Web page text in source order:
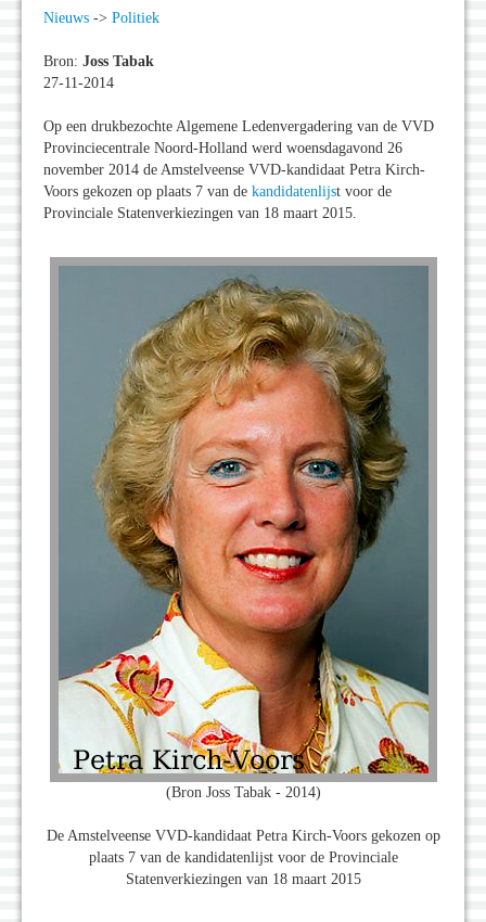
Nieuws -> Politiek
Bron: Joss Tabak
27-11-2014
Op een drukbezochte Algemene Ledenvergadering van de VVD
Provinciecentrale Noord-Holland werd woensdagavond 26
november 2014 de Amstelveense VVD-kandidaat Petra Kirch-
Voors gekozen op plaats 7 van de kandidatenlijst voor de
Provinciale Statenverkiezingen van 18 maart 2015.
(Bron Joss Tabak - 2014)
De Amstelveense VVD-kandidaat Petra Kirch-Voors gekozen op
plaats 7 van de kandidatenlijst voor de Provinciale
Statenverkiezingen van 18 maart 2015